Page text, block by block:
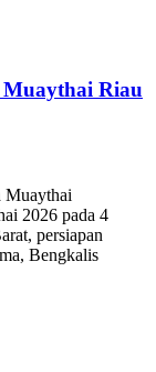
Riau
Muaythai
2026 pada 4
persiapan
Bengkalis